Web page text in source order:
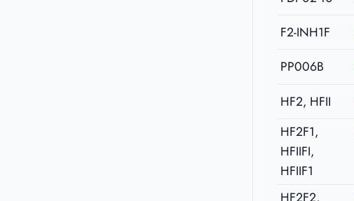
F2-INH1F
PP006B
HF2, HFII
HF2F1,
HFIIFI,
HFIIF1